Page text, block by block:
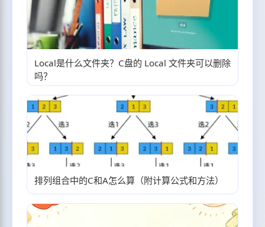
Local是什么文件夹？C盘的 Local 文件夹可以删除
吗？
排列组合中的C和A怎么算（附计算公式和方法）